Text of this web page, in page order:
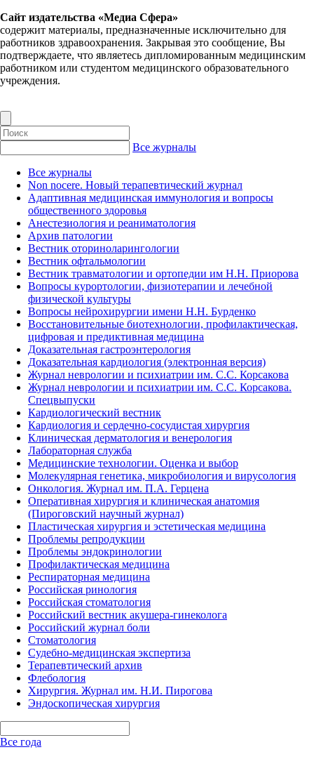
Сайт издательства «Медиа Сфера»
содержит материалы, предназначенные исключительно для
работников здравоохранения. Закрывая это сообщение, Вы
подтверждаете, что являетесь дипломированным медицинским
работником или студентом медицинского образовательного
учреждения.
Все журналы
Все журналы
Non nocere. Новый терапевтический журнал
Адаптивная медицинская иммунология и вопросы
общественного здоровья
Анестезиология и реаниматология
Архив патологии
Вестник оториноларингологии
Вестник офтальмологии
Вестник травматологии и ортопедии им Н.Н. Приорова
Вопросы курортологии, физиотерапии и лечебной
физической культуры
Вопросы нейрохирургии имени Н.Н. Бурденко
Восстановительные биотехнологии, профилактическая,
цифровая и предиктивная медицина
Доказательная гастроэнтерология
Доказательная кардиология (электронная версия)
Журнал неврологии и психиатрии им. С.С. Корсакова
Журнал неврологии и психиатрии им. С.С. Корсакова.
Спецвыпуски
Кардиологический вестник
Кардиология и сердечно-сосудистая хирургия
Клиническая дерматология и венерология
Лабораторная служба
Медицинские технологии. Оценка и выбор
Молекулярная генетика, микробиология и вирусология
Онкология. Журнал им. П.А. Герцена
Оперативная хирургия и клиническая анатомия
(Пироговский научный журнал)
Пластическая хирургия и эстетическая медицина
Проблемы репродукции
Проблемы эндокринологии
Профилактическая медицина
Респираторная медицина
Российская ринология
Российская стоматология
Российский вестник акушера-гинеколога
Российский журнал боли
Стоматология
Судебно-медицинская экспертиза
Терапевтический архив
Флебология
Хирургия. Журнал им. Н.И. Пирогова
Эндоскопическая хирургия
Все года